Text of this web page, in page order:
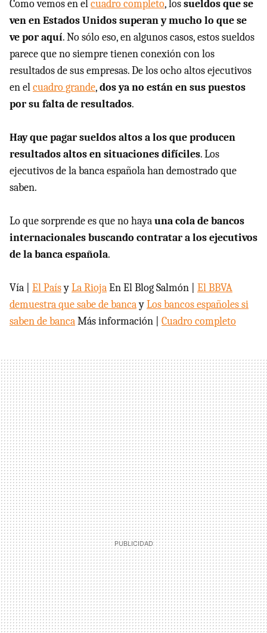
Como vemos en elcuadro completo, lossueldos que se
ven en Estados Unidos superan y mucho lo que se
ve por aquí. No sólo eso, en algunos casos, estos sueldos
parece que no siempre tienen conexión con los
resultados de sus empresas. De los ocho altos ejecutivos
en elcuadro grande,dos ya no están en sus puestos
por su falta de resultados.
Hay que pagar sueldos altos a los que producen
resultados altos en situaciones difíciles. Los
ejecutivos de la banca española han demostrado que
saben.
Lo que sorprende es que no hayauna cola de bancos
internacionales buscando contratar a los ejecutivos
de la banca española.
Vía | El PaísyLa RiojaEn El Blog Salmón | El BBVA
demuestra que sabe de bancayLos bancos españoles si
saben de bancaMás información | Cuadro completo